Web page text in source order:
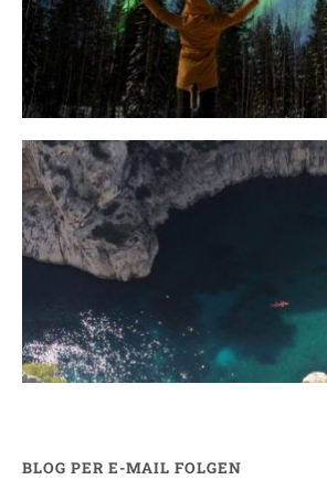
31. JANUAR 2018
Ein Campervan Roadtrip
BLOG PER E-MAIL FOLGEN